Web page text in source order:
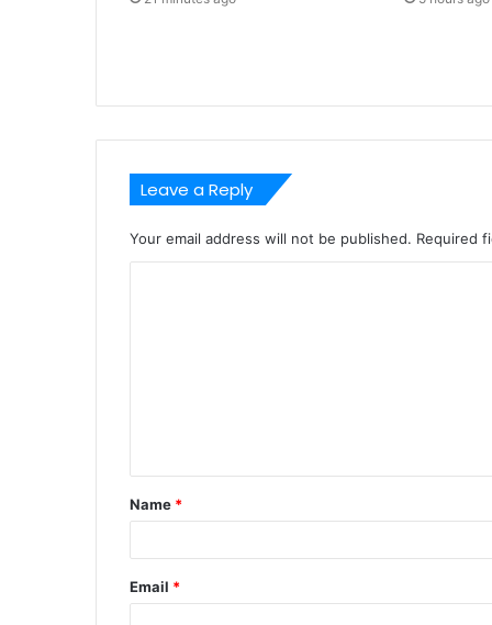
Leave a Reply
Your email address will not be published. Required
t
*
Name *
Email *